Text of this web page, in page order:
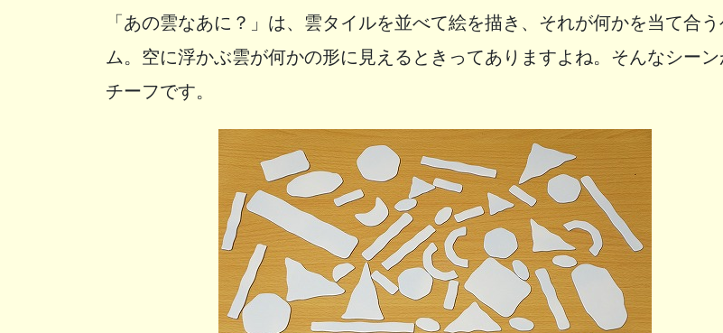
「あの雲なあに？」は、雲タイルを並べて絵を描き、それが何かを当て合
ム。空に浮かぶ雲が何かの形に見えるときってありますよね。そんなシー
チーフです。